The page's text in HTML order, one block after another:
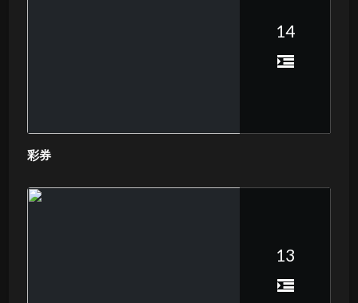
14
彩券
13